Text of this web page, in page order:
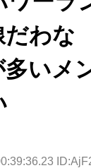
だわな
多いメ